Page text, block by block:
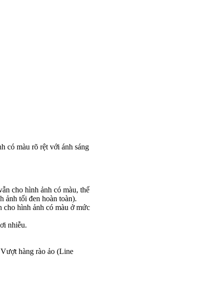
có màu rõ rệt với ánh sáng
cho hình ảnh có màu, thể
ảnh tối đen hoàn toàn).
cho hình ảnh có màu ở mức
nhiễu.
hàng rào ảo (Line